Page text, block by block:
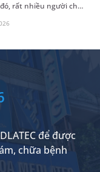
rất nhiều người chủ
không nghĩ mình
lớn hay trẻ nhỏ
đây là những thông
bỏ qua.
để được
chữa bệnh